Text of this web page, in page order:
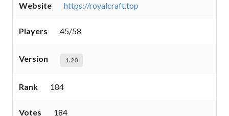
Website https://royalcraft.top
Players 45/58
Version 1.20
Rank 184
Votes 184